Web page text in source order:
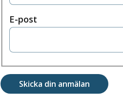
E-post
Skicka din anmälan